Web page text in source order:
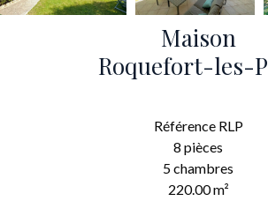
Maison
Roquefort-les-
RéférenceRLP
8 pièces
5 chambres
220.00m²